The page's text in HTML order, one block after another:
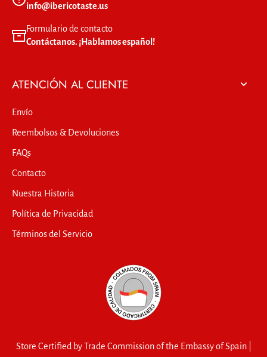
info@ibericotaste.us
Formulario de contacto
Contáctanos. ¡Hablamos español!
ATENCIÓN AL CLIENTE
Envío
Reembolsos & Devoluciones
FAQs
Contacto
Nuestra Historia
Política de Privacidad
Términos del Servicio
Store Certified by Trade Commission of the Embassy of Spain |